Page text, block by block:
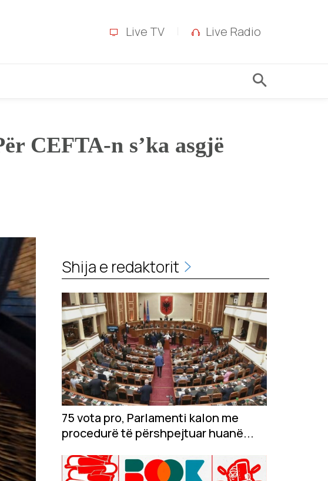
Live TV Live Radio
CEFTA-n s’ka asgjë
Shija e redaktorit
75 vota pro, Parlamenti kalon me
procedurë të përshpejtuar huanë...